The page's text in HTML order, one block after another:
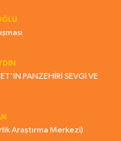
PANZEHİRİ SEVGİ VE
RAM (Rehberlik Araştırma Merkezi)